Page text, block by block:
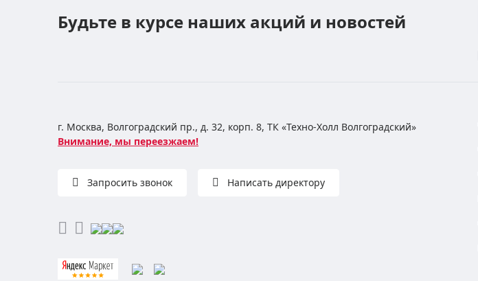
Будьте в курсе наших акций и новостей
г. Москва, Волгоградский пр., д. 32, корп. 8, ТК «Техно-Холл Волгоградский»
Внимание, мы переезжаем!
Запросить звонок Написать директору